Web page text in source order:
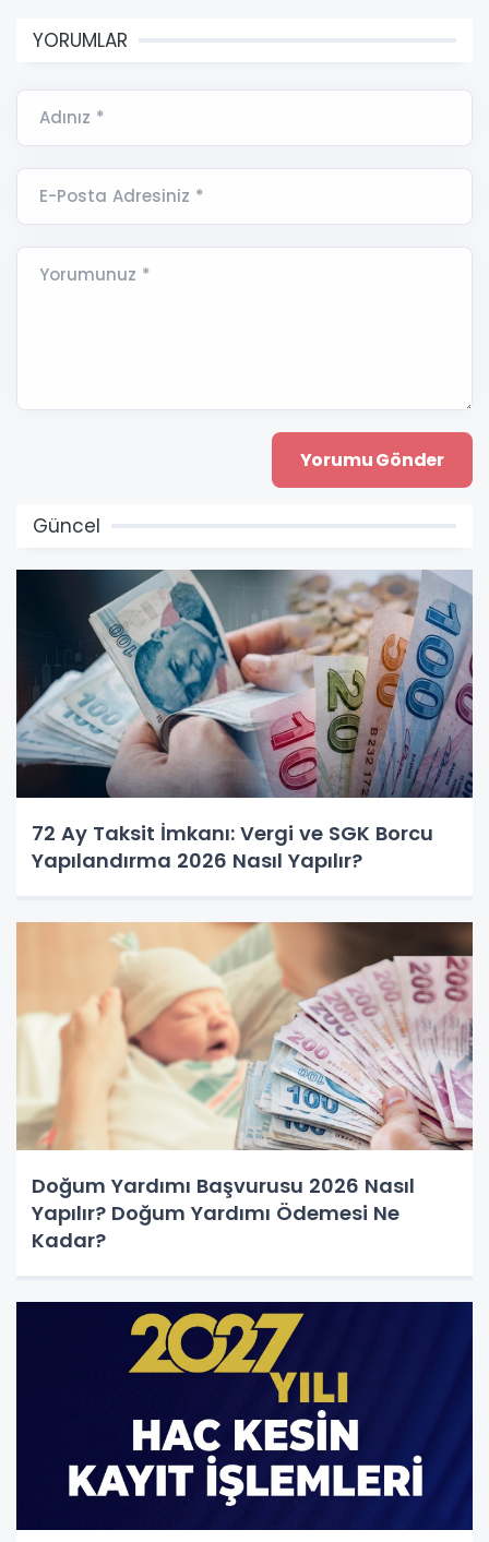
YORUMLAR
Adınız *
E-Posta Adresiniz *
Yorumunuz *
Güncel
72 Ay Taksit İmkanı: Vergi ve SGK Borcu
Yapılandırma 2026 Nasıl Yapılır?
Doğum Yardımı Başvurusu 2026 Nasıl
Yapılır? Doğum Yardımı Ödemesi Ne
Kadar?